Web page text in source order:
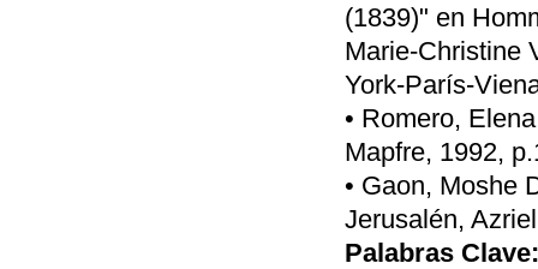
(1839)" en
Marie-Christine
York-París-
• Romero,
Mapfre, 1992,
• Gaon, Moshe
Jerusalén,
Palabras Clave: